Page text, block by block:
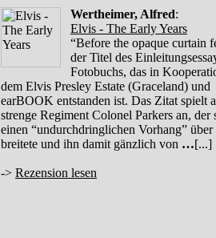
Wertheimer, Alfred:
Elvis - The Early Years
“Before the opaque curtain
der Titel des
Fotobuchs, das in
dem Elvis Presley Estate (Graceland) und
earBOOK entstanden ist. Das Zitat spielt
strenge Regiment Colonel Parkers an, der
einen “undurchdringlichen Vorhang”
breitete und ihn damit gänzlich von …[...]
-> Rezension lesen